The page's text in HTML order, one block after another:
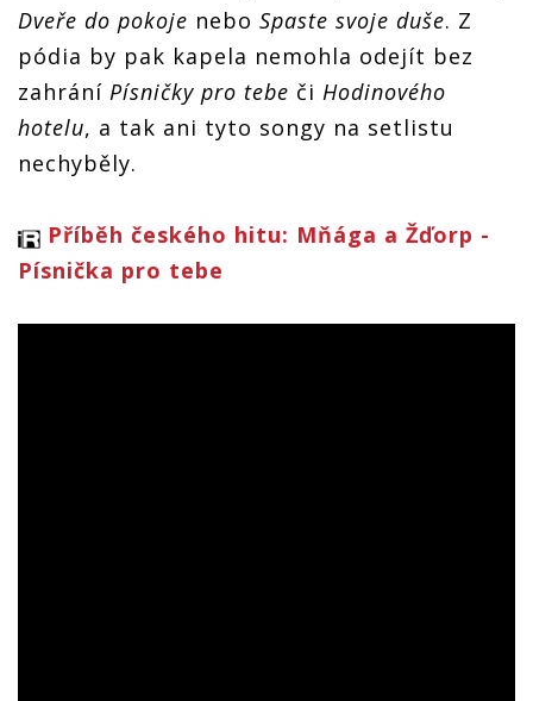
Dveře do pokoje nebo Spaste svoje duše. Z
pódia by pak kapela nemohla odejít bez
zahrání Písničky pro tebe či Hodinového
hotelu, a tak ani tyto songy na setlistu
nechyběly.
Příběh českého hitu: Mňága a Žďorp -
Písnička pro tebe